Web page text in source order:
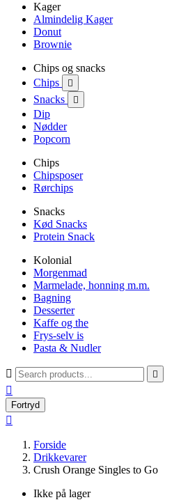
Kager
Almindelig Kager
Donut
Brownie
Chips og snacks
Chips

Snacks 
Dip
Nødder
Popcorn
Chips
Chipsposer
Rørchips
Snacks
Kød Snacks
Protein Snack
Kolonial
Morgenmad
Marmelade, honning m.m.
Bagning
Desserter
Kaffe og the
Frys-selv is
Pasta & Nudler
 

Fortryd

Forside
Drikkevarer
Crush Orange Singles to Go
Ikke på lager